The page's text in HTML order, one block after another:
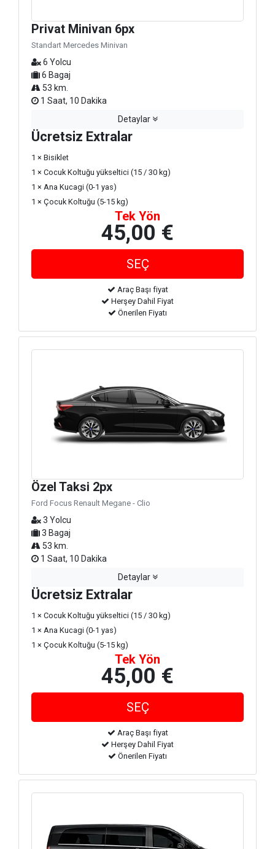
Privat Minivan 6px
Standart Mercedes Minivan
6 Yolcu
6 Bagaj
53 km.
1 Saat, 10 Dakika
Detaylar
Ücretsiz Extralar
1 × Bisiklet
1 × Cocuk Koltuğu yükseltici (15 / 30 kg)
1 × Ana Kucagi (0-1 yas)
1 × Çocuk Koltuğu (5-15 kg)
Tek Yön
45,00 €
Araç Başı fiyat
Herşey Dahil Fiyat
Önerilen Fiyatı
Özel Taksi 2px
Ford Focus Renault Megane - Clio
3 Yolcu
3 Bagaj
53 km.
1 Saat, 10 Dakika
Detaylar
Ücretsiz Extralar
1 × Cocuk Koltuğu yükseltici (15 / 30 kg)
1 × Ana Kucagi (0-1 yas)
1 × Çocuk Koltuğu (5-15 kg)
Tek Yön
45,00 €
Araç Başı fiyat
Herşey Dahil Fiyat
Önerilen Fiyatı